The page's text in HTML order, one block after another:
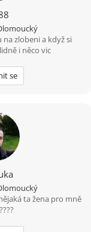
zlobeni a když si
i něco vic
se
ta žena pro mně